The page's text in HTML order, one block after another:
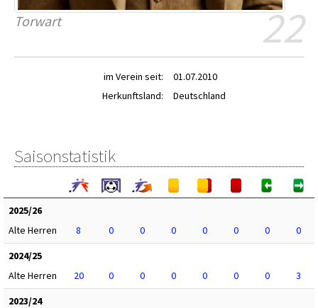
22
Torwart
im Verein seit:
01.07.2010
Herkunftsland:
Deutschland
Saisonstatistik
2025/26
Alte Herren
8 0 0 0 0 0 0
0
2024/25
Alte Herren
20 0 0 0 0 0 0
3
2023/24